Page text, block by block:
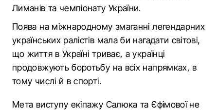
Лиманів та чемпіонату України.
Поява на міжнародному змаганні легендарних
українських ралістів мала би нагадати світові,
що життя в Україні триває, а українці
продовжують боротьбу на всіх напрямках, в
тому числі й в спорті.
Мета виступу екіпажу Салюка та Єфімової не